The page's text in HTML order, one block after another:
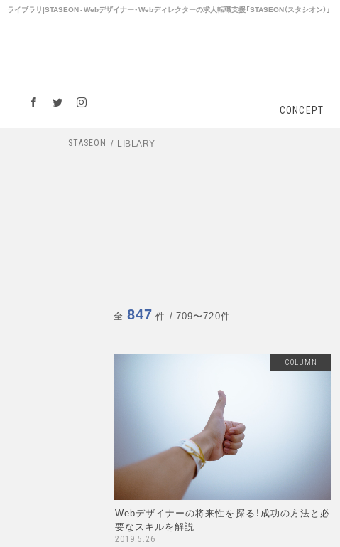
ライブラリ|STASEON - Webデザイナー・Webディレクターの求人転職支援「STASEON（スタシオン）」
CONCEPT
STASEON LIBLARY
全 847 件 / 709〜720件
COLUMN
Webデザイナーの将来性を探る！成功の方法と必
要なスキルを解説
2019.5.26